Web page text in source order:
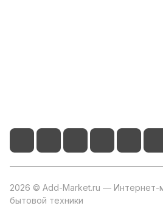
2026 © Add-Market.ru — Интернет-
бытовой техники